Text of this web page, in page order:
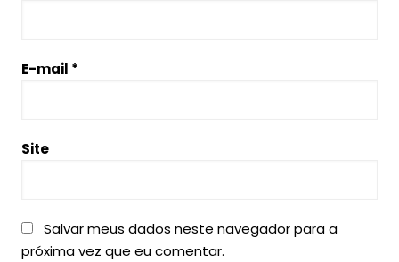
E-mail *
Site
Salvar meus dados neste navegador para a
próxima vez que eu comentar.